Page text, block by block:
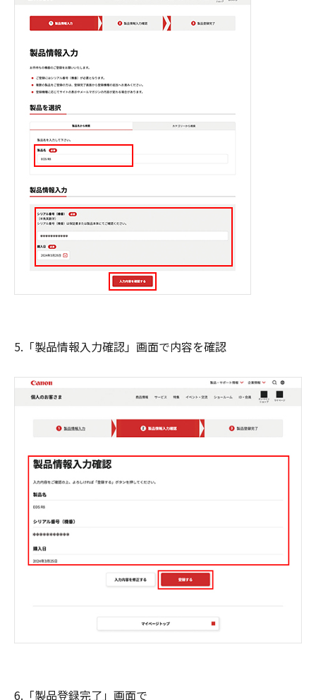
5.「製品情報入力確認」画面で内容を確認
6.「製品登録完了」画面で